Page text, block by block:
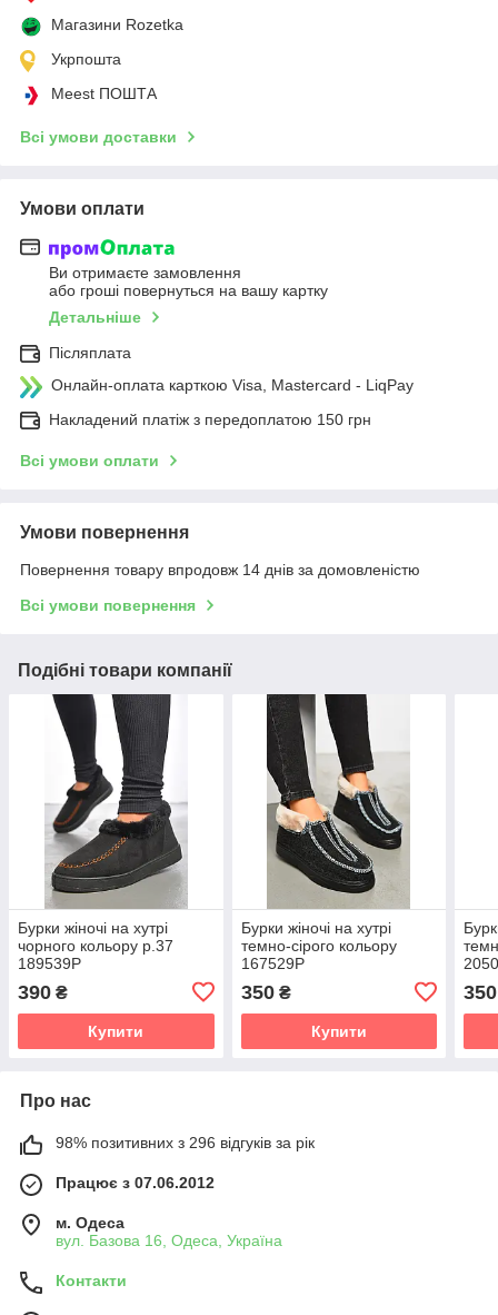
Магазини Rozetka
Укрпошта
Meest ПОШТА
Всі умови доставки
Умови оплати
Ви отримаєте замовлення
або гроші повернуться на вашу картку
Детальніше
Післяплата
Онлайн-оплата карткою Visa, Mastercard - LiqPay
Накладений платіж з передоплатою 150 грн
Всі умови оплати
Умови повернення
Повернення товару впродовж 14 днів за домовленістю
Всі умови повернення
Подібні товари компанії
Бурки жіночі на хутрі
чорного кольору р.37
189539P
390 ₴
Купити
Бурки жіночі на хутрі
темно-сірого кольору
167529P
350₴
Купити
350
Про нас
98% позитивних з 296 відгуків за рік
Працює з 07.06.2012
м. Одеса
вул. Базова 16, Одеса, Україна
Контакти